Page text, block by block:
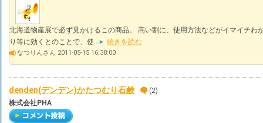
北海道物産展で必ず見かけるこの商品。 高い割に、使用方法などがイマイチわ
り等に効くとのことで、使...
続きを読む
なつりんさん 2011-05-15 16:38:00
denden(デンデン)かたつむり石鹸
(2)
株式会社PHA